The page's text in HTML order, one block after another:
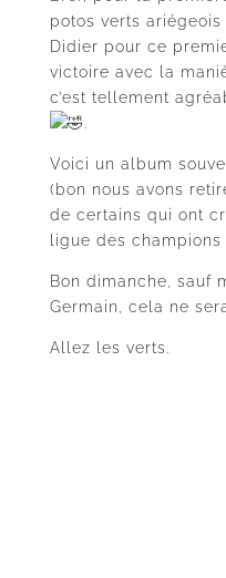
potos verts
Didier pour ce
victoire avec la
c’est tellement
Voici un album
(bon nous avons
de certains qui ont
ligue des champions
Bon dimanche, sauf
Germain, cela ne
Allez les verts.